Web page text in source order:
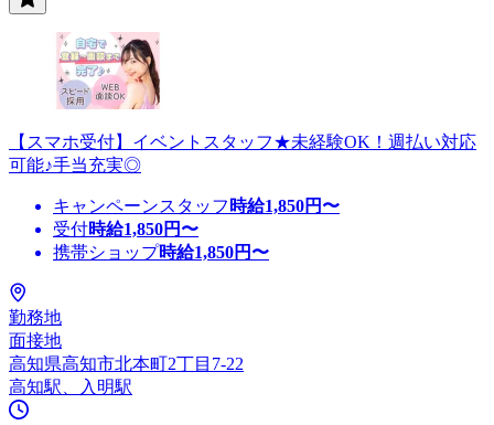
【スマホ受付】イベントスタッフ★未経験OK！週払い対応
可能♪手当充実◎
キャンペーンスタッフ 時給1,850円〜
受付時給1,850円〜
携帯ショップ時給1,850円〜
勤務地
面接地
高知県高知市北本町2丁目7-22
高知駅、入明駅